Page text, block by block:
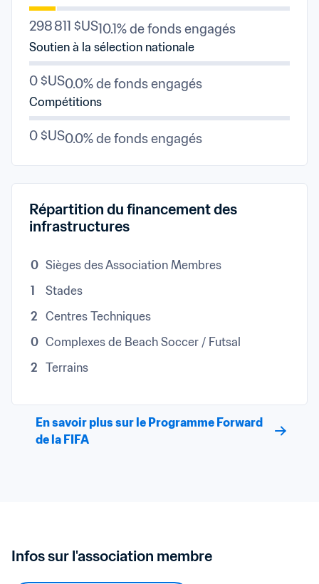
298 811 $US10.1% de fonds engagés
Soutien à la sélection nationale
0 $US0.0% de fonds engagés
Compétitions
0 $US0.0% de fonds engagés
Répartition du financement des
infrastructures
0 Sièges des Association Membres
1
Stades
2 Centres Techniques
0 Complexes de Beach Soccer / Futsal
2 Terrains
En savoir plus sur le Programme Forward
de la FIFA
Infos sur l'association membre